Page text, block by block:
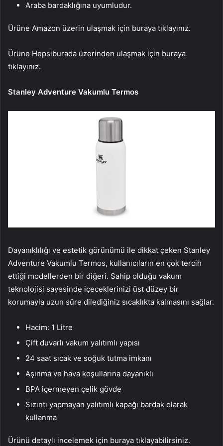
Araba bardaklığına uyumludur.
Ürüne Amazon üzerin ulaşmak için buraya tıklayınız.
Ürüne Hepsiburada üzerinden ulaşmak için buraya
tıklayınız.
Stanley Adventure Vakumlu Termos
Dayanıklılığı ve estetik görünümü ile dikkat çeken Stanley
Adventure Vakumlu Termos, kullanıcıların en çok tercih
ettiği modellerden bir diğeri. Sahip olduğu vakum
teknolojisi sayesinde içeceklerinizi üst düzey bir
korumayla uzun süre dilediğiniz sıcaklıkta kalmasını sağlar.
Hacim: 1 Litre
Çift duvarlı vakum yalıtımlı yapısı
24 saat sıcak ve soğuk tutma imkanı
Aşınma ve hava koşullarına dayanıklı
BPA içermeyen çelik gövde
Sızıntı yapmayan yalıtımlı kapağı bardak olarak
kullanma
Ürünü detaylı incelemek için buraya tıklayabilirsiniz.